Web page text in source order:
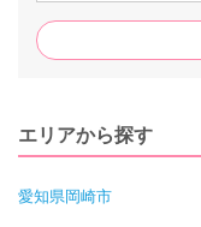
エリアから探す
愛知県岡崎市